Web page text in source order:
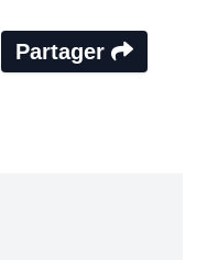
Partager